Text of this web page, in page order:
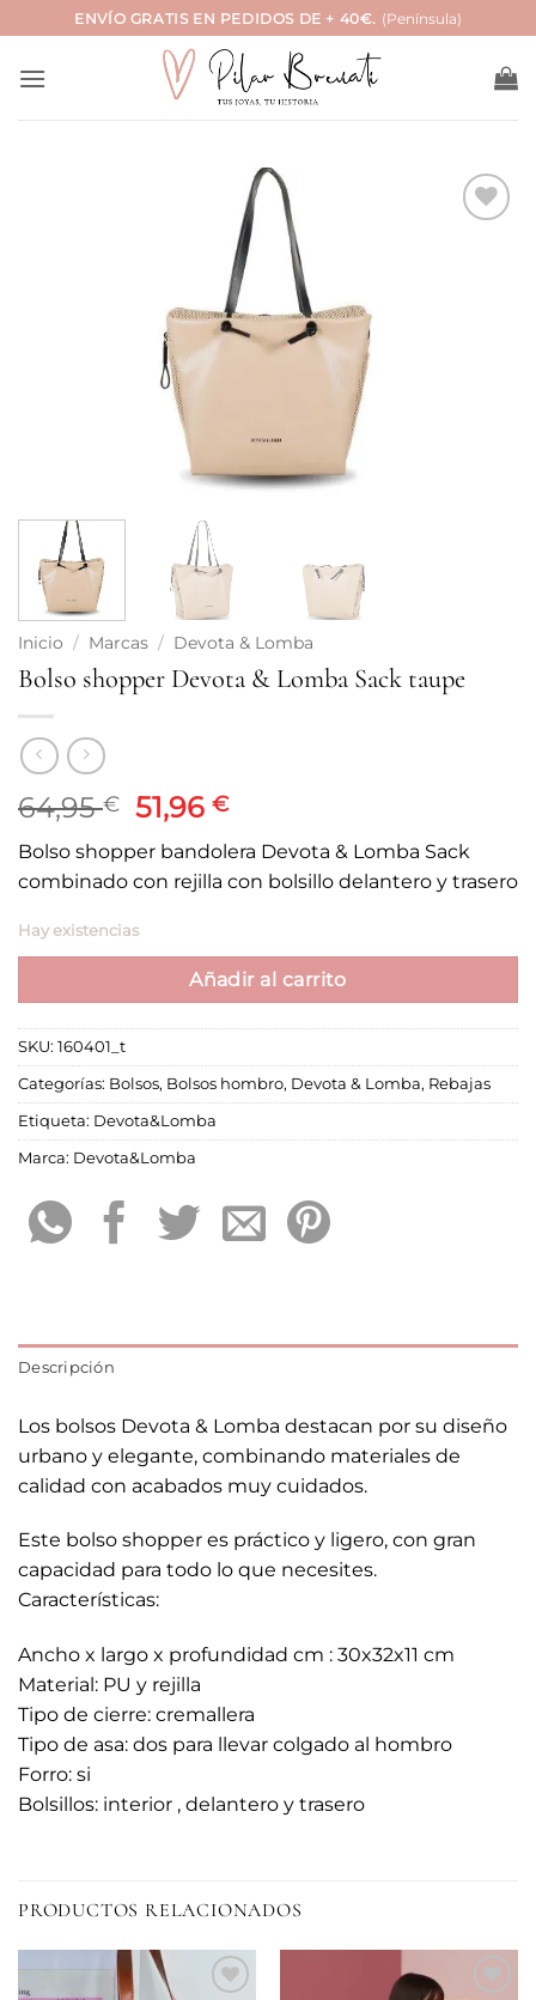
al
contenido
ENVÍO GRATIS EN PEDIDOS DE + 40€. (Península)
Inicio / Marcas / Devota & Lomba
Bolso shopper Devota & Lomba Sack taupe
64,95€ El
precio
original
era:
64,95 €.
51,96€El
precio
actual
es:
Bolso shopper bandolera Devota & Lomba Sack
combinado con rejilla con bolsillo delantero y trasero
Hay existencias
Añadir al carrito
SKU: 160401_t
Categorías: Bolsos, Bolsos hombro, Devota & Lomba, Rebajas
Etiqueta: Devota&Lomba
Marca: Devota&Lomba
Descripción
Los bolsos Devota & Lomba destacan por su diseño
urbano y elegante, combinando materiales de
calidad con acabados muy cuidados.
Este bolso shopper es práctico y ligero, con gran
capacidad para todo lo que necesites.
Características:
Ancho x largo x profundidad cm : 30x32x11 cm
Material: PU y rejilla
Tipo de cierre: cremallera
Tipo de asa: dos para llevar colgado al hombro
Forro: si
Bolsillos: interior , delantero y trasero
PRODUCTOS RELACIONADOS